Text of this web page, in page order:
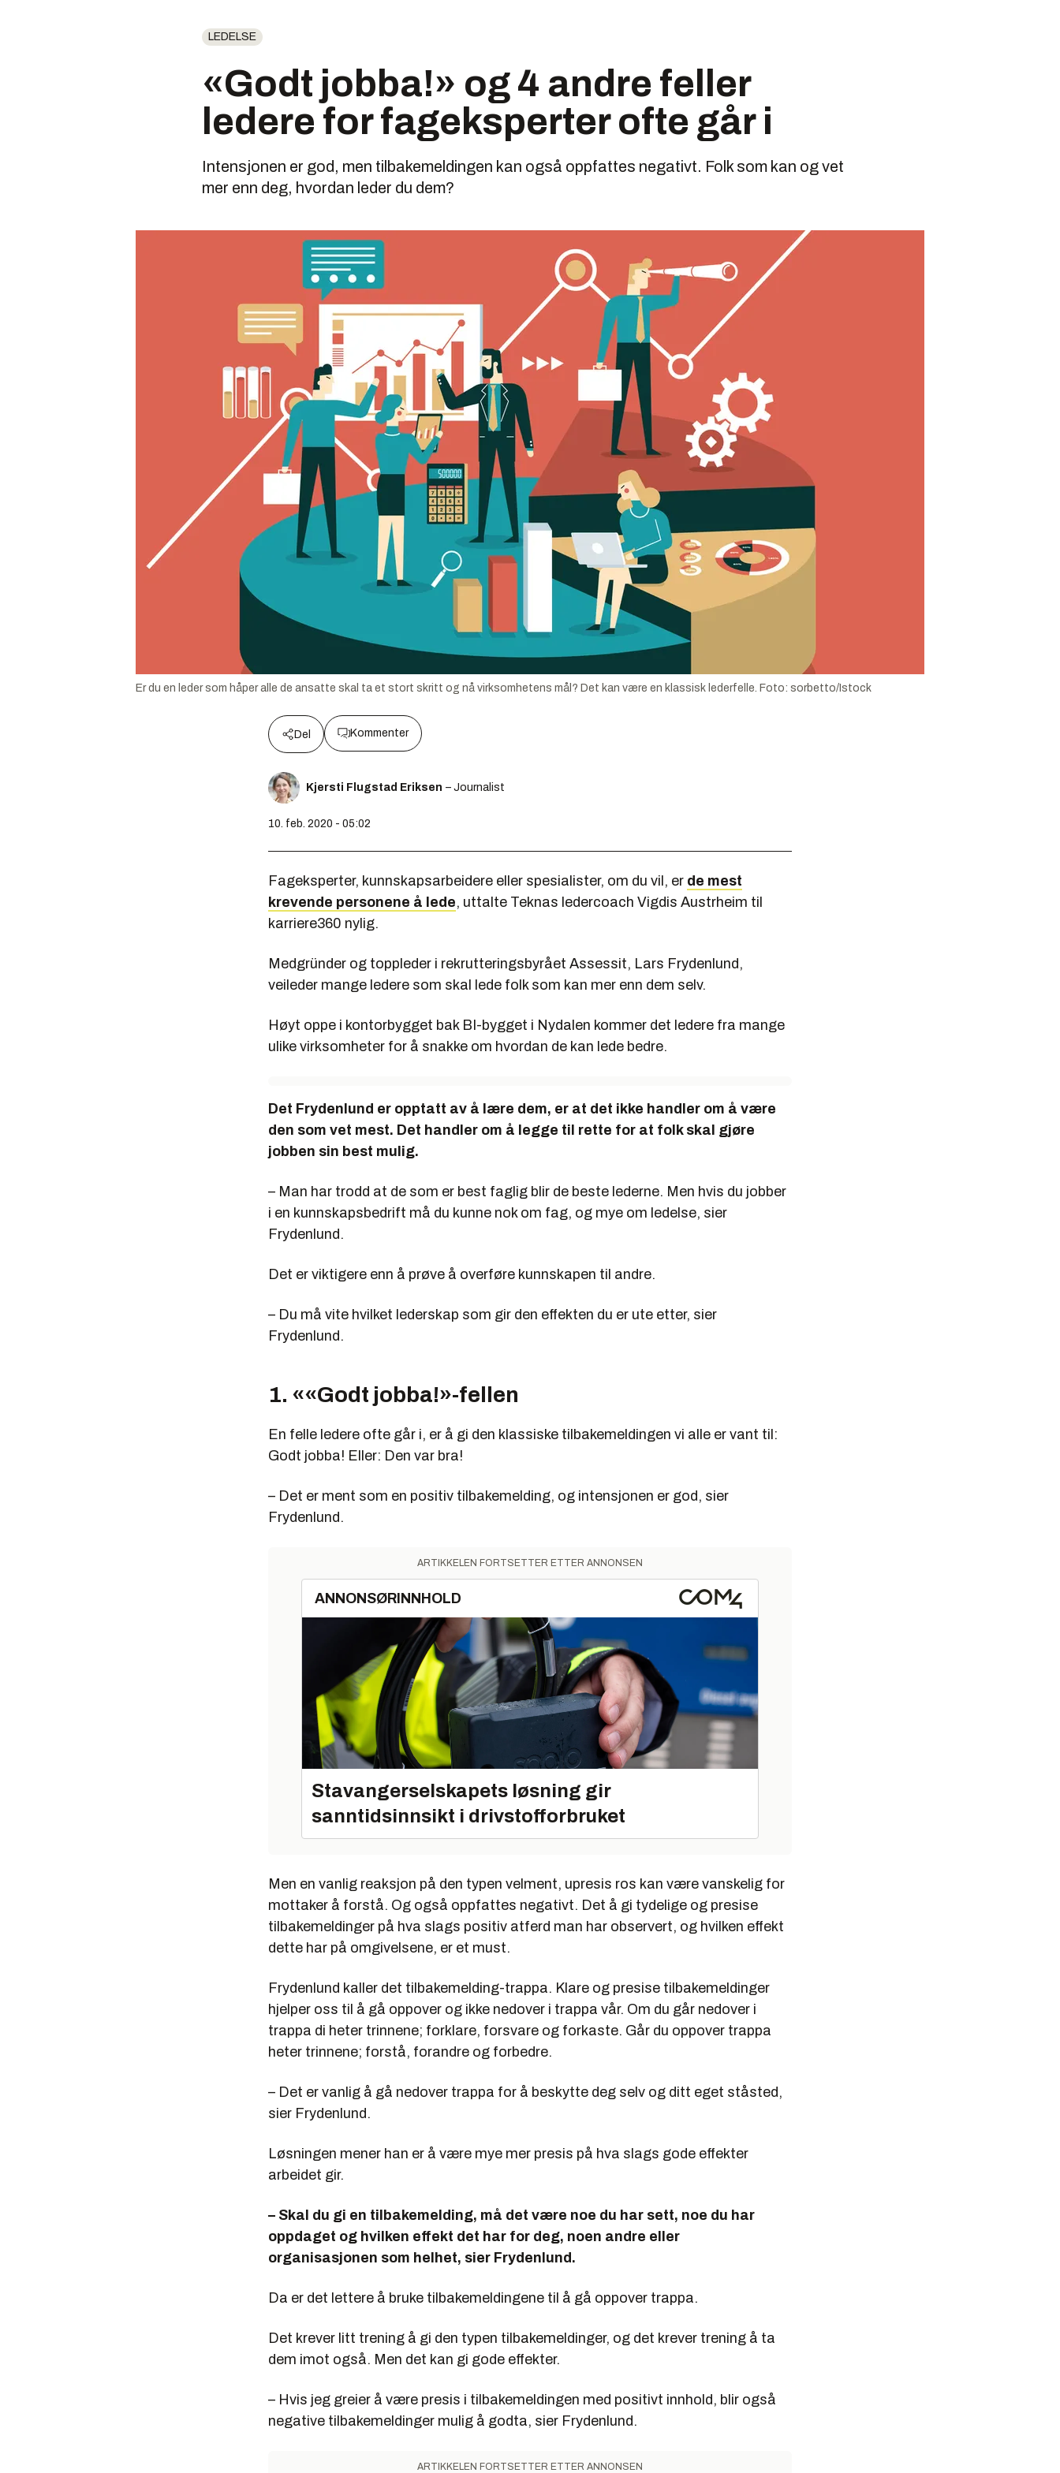
LEDELSE
«Godt jobba!» og 4 andre feller
ledere for fageksperter ofte går i
Intensjonen er god, men tilbakemeldingen kan også oppfattes negativt. Folk som kan og vet
mer enn deg, hvordan leder du dem?
Er du en leder som håper alle de ansatte skal ta et stort skritt og nå virksomhetens mål? Det kan være en klassisk lederfelle. Foto: sorbetto/Istock
Del Kommenter
Kjersti Flugstad Eriksen – Journalist
10. feb. 2020 - 05:02
Fageksperter, kunnskapsarbeidere eller spesialister, om du vil, er de mest
krevende personene å lede, uttalte Teknas ledercoach Vigdis Austrheim til
karriere360 nylig.
Medgründer og toppleder i rekrutteringsbyrået Assessit, Lars Frydenlund,
veileder mange ledere som skal lede folk som kan mer enn dem selv.
Høyt oppe i kontorbygget bak BI-bygget i Nydalen kommer det ledere fra mange
ulike virksomheter for å snakke om hvordan de kan lede bedre.
Det Frydenlund er opptatt av å lære dem, er at det ikke handler om å være
den som vet mest. Det handler om å legge til rette for at folk skal gjøre
jobben sin best mulig.
– Man har trodd at de som er best faglig blir de beste lederne. Men hvis du jobber
i en kunnskapsbedrift må du kunne nok om fag, og mye om ledelse, sier
Frydenlund.
Det er viktigere enn å prøve å overføre kunnskapen til andre.
– Du må vite hvilket lederskap som gir den effekten du er ute etter, sier
Frydenlund.
1. ««Godt jobba!»-fellen
En felle ledere ofte går i, er å gi den klassiske tilbakemeldingen vi alle er vant til:
Godt jobba! Eller: Den var bra!
– Det er ment som en positiv tilbakemelding, og intensjonen er god, sier
Frydenlund.
ARTIKKELEN FORTSETTER ETTER ANNONSEN
ANNONSØRINNHOLD
Stavangerselskapets løsning gir
sanntidsinnsikt i drivstofforbruket
Men en vanlig reaksjon på den typen velment, upresis ros kan være vanskelig for
mottaker å forstå. Og også oppfattes negativt. Det å gi tydelige og presise
tilbakemeldinger på hva slags positiv atferd man har observert, og hvilken effekt
dette har på omgivelsene, er et must.
Frydenlund kaller det tilbakemelding-trappa. Klare og presise tilbakemeldinger
hjelper oss til å gå oppover og ikke nedover i trappa vår. Om du går nedover i
trappa di heter trinnene; forklare, forsvare og forkaste. Går du oppover trappa
heter trinnene; forstå, forandre og forbedre.
– Det er vanlig å gå nedover trappa for å beskytte deg selv og ditt eget ståsted,
sier Frydenlund.
Løsningen mener han er å være mye mer presis på hva slags gode effekter
arbeidet gir.
– Skal du gi en tilbakemelding, må det være noe du har sett, noe du har
oppdaget og hvilken effekt det har for deg, noen andre eller
organisasjonen som helhet, sier Frydenlund.
Da er det lettere å bruke tilbakemeldingene til å gå oppover trappa.
Det krever litt trening å gi den typen tilbakemeldinger, og det krever trening å ta
dem imot også. Men det kan gi gode effekter.
– Hvis jeg greier å være presis i tilbakemeldingen med positivt innhold, blir også
negative tilbakemeldinger mulig å godta, sier Frydenlund.
ARTIKKELEN FORTSETTER ETTER ANNONSEN